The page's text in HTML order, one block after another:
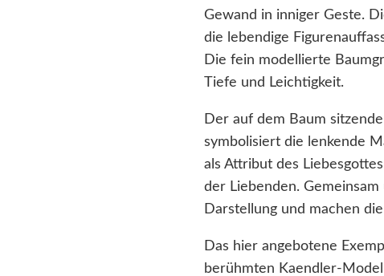
Gewand in inniger Geste.
die lebendige
Die fein modellierte
Tiefe und Leichtigkeit.
Der auf dem Baum
symbolisiert die lenkende
als Attribut des
der Liebenden.
Darstellung und machen
Das hier angebotene
berühmten Kaendler-